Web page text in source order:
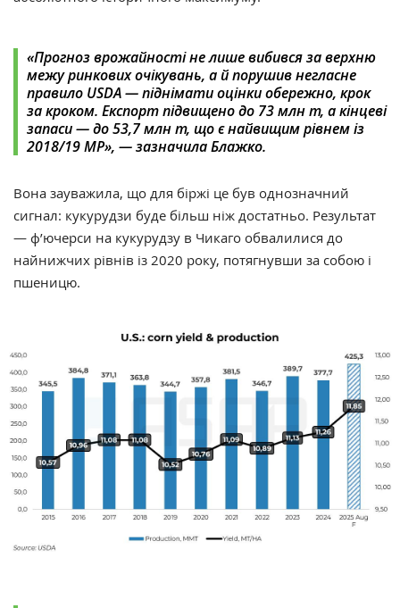
«Прогноз врожайності не лише вибився за верхню
межу ринкових очікувань, а й порушив негласне
правило USDA — піднімати оцінки обережно, крок
за кроком. Експорт підвищено до 73 млн т, а кінцеві
запаси — до 53,7 млн т, що є найвищим рівнем із
2018/19 МР», — зазначила Блажко.
Вона зауважила, що для біржі це був однозначний
сигнал: кукурудзи буде більш ніж достатньо. Результат
— ф’ючерси на кукурудзу в Чикаго обвалилися до
найнижчих рівнів із 2020 року, потягнувши за собою і
пшеницю.